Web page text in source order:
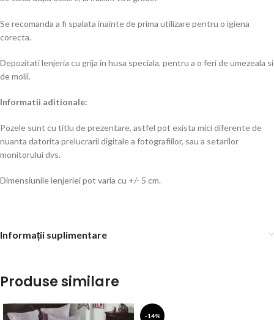
Se recomanda a fi spalata inainte de prima utilizare pentru o igiena
corecta.
Depozitati lenjeria cu grija in husa speciala, pentru a o feri de umezeala si
de molii.
Informatii aditionale:
Pozele sunt cu titlu de prezentare, astfel pot exista mici diferente de
nuanta datorita prelucrarii digitale a fotografiilor, sau a setarilor
monitorului dvs.
Dimensiunile lenjeriei pot varia cu +/- 5 cm.
Informații suplimentare
Produse similare
-14%